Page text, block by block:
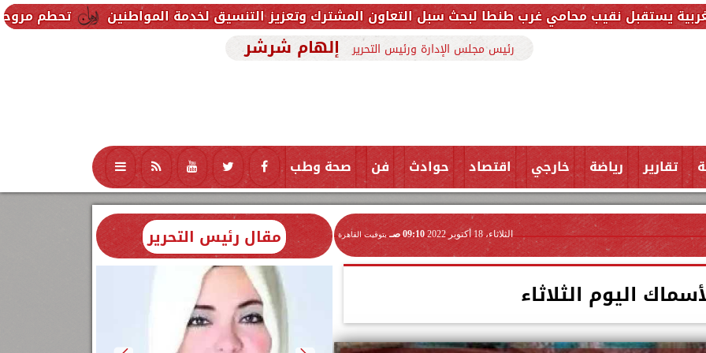
تحطم مروحية أثناء مكافحة غرب طنطا لبحث سبل التعاون المشترك وتعزيز التنسيق لخدمة المواطنين
رئيس مجلس الإدارة ورئيس التحرير إلهام شرشر
تقارير رياضة خارجي اقتصاد حوادث فن صحة وطب تكنولوجيا منوعات محافظات
الثلاثاء، 18 أكتوبر 2022 09:10 صـ بتوقيت القاهرة
اليوم الثلاثاء
مقال رئيس التحرير